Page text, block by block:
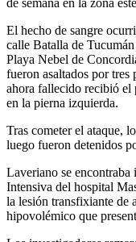
El hecho de sangre
calle Batalla de
Playa Nebel de
fueron asaltados por tres
ahora fallecido recibió el
en la pierna izquierda.
Tras cometer el ataque,
luego fueron detenidos
Laveriano se encontraba
Intensiva del hospital
la lesión transfixiante de
hipovolémico que